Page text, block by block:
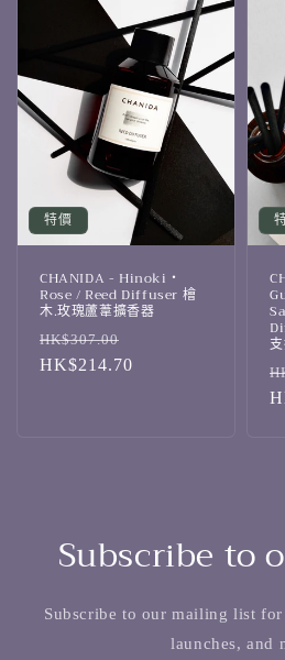
特價
CHANIDA - Hinoki・
Rose / Reed Diffuser 檜
木.玫瑰蘆葦擴香器
定
價
HK$307.00
價
HK$214.70
Subscribe to
Subscribe to our mailing list
launches, and